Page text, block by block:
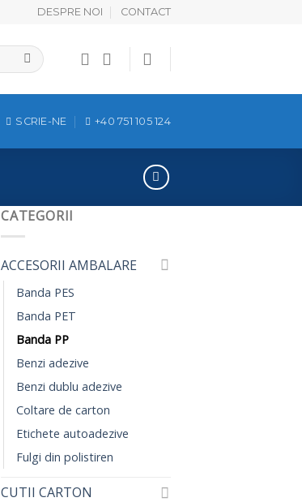
DESPRE NOI CONTACT
SCRIE-NE +40 751 105 124
CATEGORII
ACCESORII AMBALARE
Banda PES
Banda PET
Banda PP
Benzi adezive
Benzi dublu adezive
Coltare de carton
Etichete autoadezive
Fulgi din polistiren
CUTII CARTON